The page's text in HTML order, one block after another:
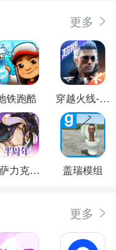
更多
铁跑酷 穿越火线-枪战王者
纳萨力克之王 盖瑞模组
更多